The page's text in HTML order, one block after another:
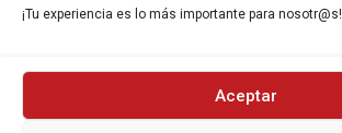
¡Tu experiencia es lo más importante para nosotr@s!
Aceptar
SERVICIO TÉCNICO
GESTIÓN DE